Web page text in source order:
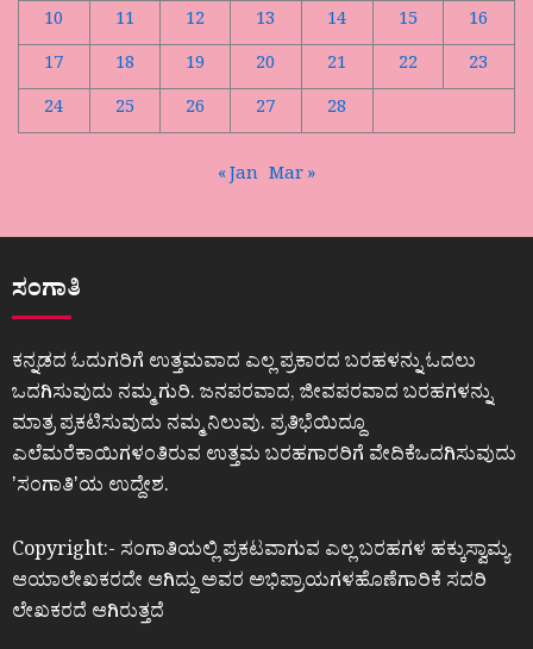
10
11 12 13 14 15
16
17
18 19 20 21 22
23
24
25 26 27 28
« Jan Mar »
ಸಂಗಾತಿ
ಕನ್ನಡದ ಓದುಗರಿಗೆ ಉತ್ತಮವಾದ ಎಲ್ಲ ಪ್ರಕಾರದ ಬರಹಳನ್ನು ಓದಲು
ಒದಗಿಸುವುದು ನಮ್ಮ ಗುರಿ. ಜನಪರವಾದ, ಜೀವಪರವಾದ ಬರಹಗಳನ್ನು
ಮಾತ್ರ ಪ್ರಕಟಿಸುವುದು ನಮ್ಮ ನಿಲುವು. ಪ್ರತಿಭೆಯಿದ್ದೂ
ಎಲೆಮರೆಕಾಯಿಗಳಂತಿರುವ ಉತ್ತಮ ಬರಹಗಾರರಿಗೆ ವೇದಿಕೆಒದಗಿಸುವುದು
ʼಸಂಗಾತಿʼಯ ಉದ್ದೇಶ.
Copyright:- ಸಂಗಾತಿಯಲ್ಲಿ ಪ್ರಕಟವಾಗುವ ಎಲ್ಲ ಬರಹಗಳ ಹಕ್ಕುಸ್ವಾಮ್ಯ
ಆಯಾಲೇಖಕರದೇ ಆಗಿದ್ದು ಅವರ ಅಭಿಪ್ರಾಯಗಳಹೊಣೆಗಾರಿಕೆ ಸದರಿ
ಲೇಖಕರದೆ ಆಗಿರುತ್ತದೆ